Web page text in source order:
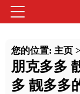
您的位置: 主页>
朋克多多
多 靓多多